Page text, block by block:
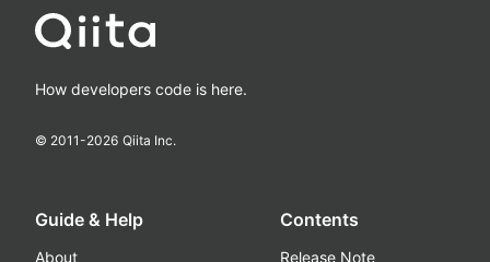
How developers code is here.
© 2011-2026 Qiita Inc.
Guide & Help
About
Contents
Release Note